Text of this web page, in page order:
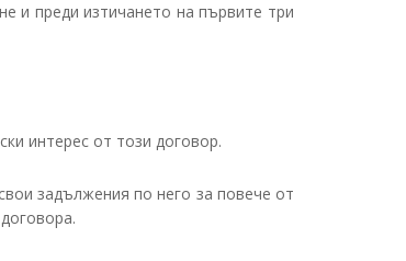
и преди изтичането на първите три
интерес от този договор.
задължения по него за повече от